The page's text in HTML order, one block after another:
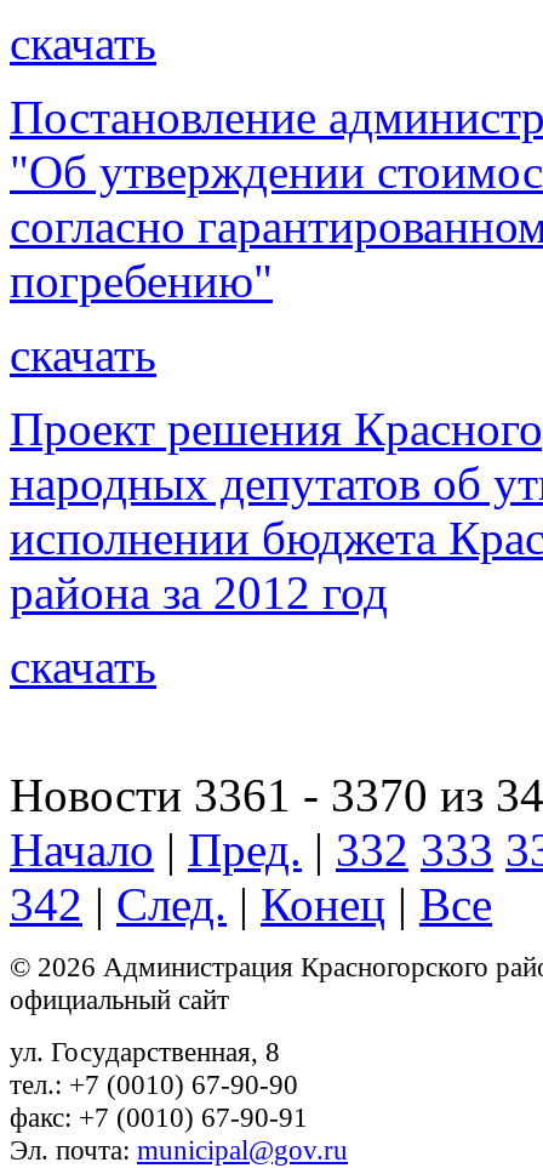
скачать
Постановление
"Об утверждении
согласно
погребению"
скачать
Проект решения
народных депутатов об
исполнении бюджета
района за 2012 год
скачать
Новости 3361 - 3370 из
Начало | Пред. | 332 333
342 | След. | Конец | Все
© 2026 Администрация Красногорского
официальный сайт
ул. Государственная, 8
тел.: +7 (0010) 67-90-90
факс: +7 (0010) 67-90-91
Эл. почта: municipal@gov.ru